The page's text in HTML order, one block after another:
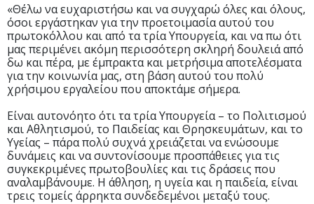
«Θέλω να ευχαριστήσω και να συγχαρώ όλες και όλους,
όσοι εργάστηκαν για την προετοιμασία αυτού του
πρωτοκόλλου και από τα τρία Υπουργεία, και να πω ότι
μας περιμένει ακόμη περισσότερη σκληρή δουλειά από
δω και πέρα, με έμπρακτα και μετρήσιμα αποτελέσματα
για την κοινωνία μας, στη βάση αυτού του πολύ
χρήσιμου εργαλείου που αποκτάμε σήμερα.
Είναι αυτονόητο ότι τα τρία Υπουργεία – το Πολιτισμού
και Αθλητισμού, το Παιδείας και Θρησκευμάτων, και το
Υγείας – πάρα πολύ συχνά χρειάζεται να ενώσουμε
δυνάμεις και να συντονίσουμε προσπάθειες για τις
συγκεκριμένες πρωτοβουλίες και τις δράσεις που
αναλαμβάνουμε. Η άθληση, η υγεία και η παιδεία, είναι
τρεις τομείς άρρηκτα συνδεδεμένοι μεταξύ τους.